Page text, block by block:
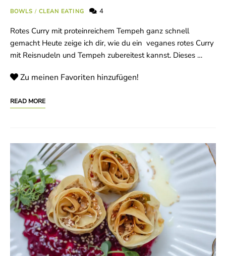
BOWLS / CLEAN EATING 4
Rotes Curry mit proteinreichem Tempeh ganz schnell
gemacht Heute zeige ich dir, wie du ein veganes rotes Curry
mit Reisnudeln und Tempeh zubereitest kannst. Dieses …
Zu meinen Favoriten hinzufügen!
READ MORE